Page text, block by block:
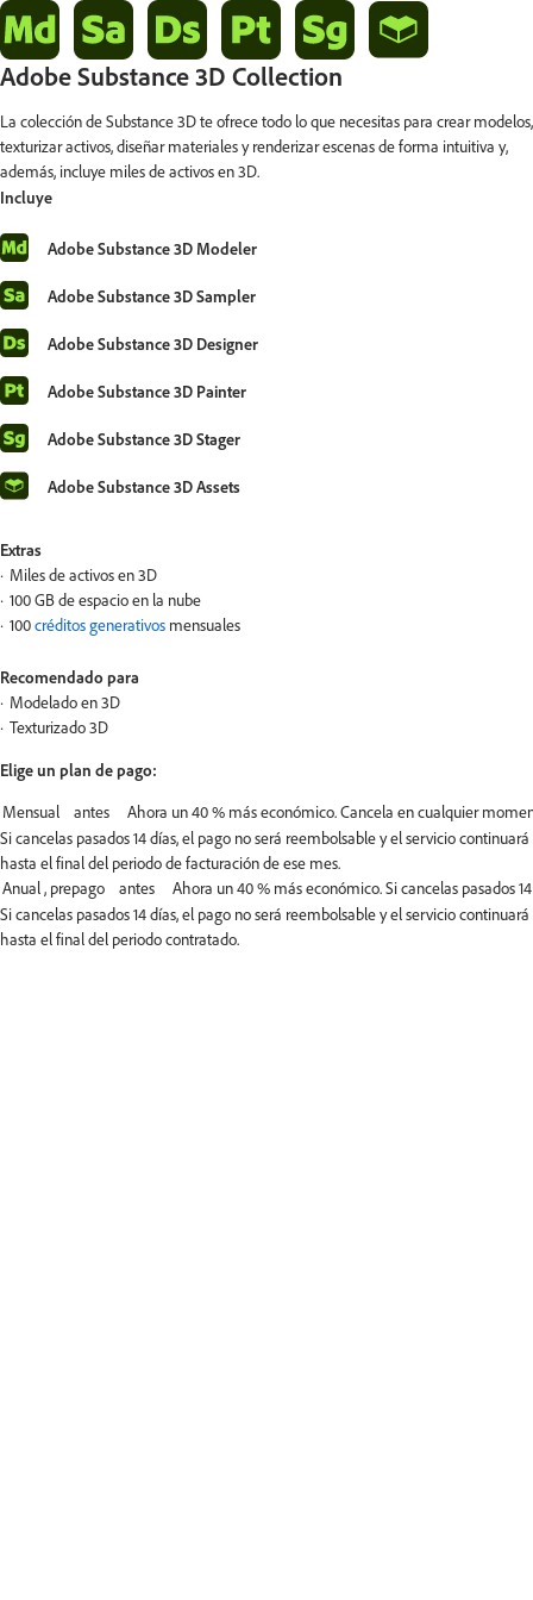
Adobe Substance 3D Collection
La colección de Substance 3D te ofrece todo lo que necesitas para crear modelos,
texturizar activos, diseñar materiales y renderizar escenas de forma intuitiva y,
además, incluye miles de activos en 3D.
Incluye
Adobe Substance 3D Modeler
Adobe Substance 3D Sampler
Adobe Substance 3D Designer
Adobe Substance 3D Painter
Adobe Substance 3D Stager
Adobe Substance 3D Assets
Extras
Miles de activos en 3D
100 GB de espacio en la nube
100créditos generativos mensuales
Recomendado para
Modelado en 3D
Texturizado 3D
Elige un plan de pago:
Si cancelas pasados 14 días, el pago no será reembolsable y el servicio continuará
hasta el final del periodo de facturación de ese mes.
Si cancelas pasados 14 días, el pago no será reembolsable y el servicio continuará
hasta el final del periodo contratado.